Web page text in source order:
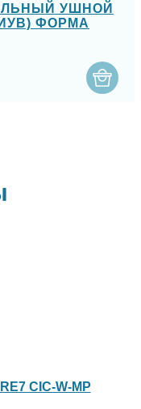
УШНОЙ
ФОРМА
CIC-W-MP